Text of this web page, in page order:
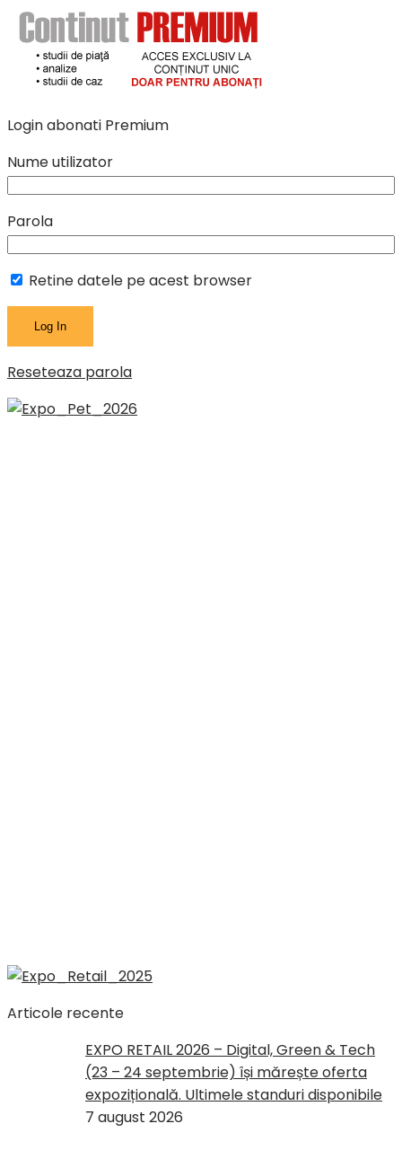
Login abonati Premium
Nume utilizator
Parola
Retine datele pe acest browser
Reseteaza parola
Articole recente
EXPO RETAIL 2026 – Digital, Green & Tech
(23 – 24 septembrie) își mărește oferta
expozițională. Ultimele standuri disponibile
7 august 2026